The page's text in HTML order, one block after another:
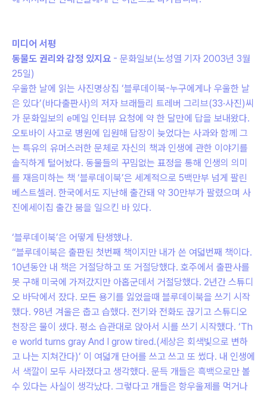
미디어 서평
동물도 권리와 감정 있지요 - 문화일보(노성열 기자 2003년 3월
25일)
우울한 날에 읽는 사진명상집 ‘블루데이북-누구에게나 우울한 날
은 있다’(바다출판사)의 저자 브래들리 트레버 그리브(33·사진)씨
가 문화일보의 e메일 인터뷰 요청에 약 한 달만에 답을 보내왔다.
오토바이 사고로 병원에 입원해 답장이 늦었다는 사과와 함께 그
는 특유의 유머스러한 문체로 자신의 책과 인생에 관한 이야기를
솔직하게 털어놨다. 동물들의 꾸밈없는 표정을 통해 인생의 의미
를 재음미하는 책 ‘블루데이북’은 세계적으로 5백만부 넘게 팔린
베스트셀러. 한국에서도 지난해 출간돼 약 30만부가 팔렸으며 사
진에세이집 출간 붐을 일으킨 바 있다.
‘블루데이북’은 어떻게 탄생했나.
“블루데이북은 출판된 첫번째 책이지만 내가 쓴 여덟번째 책이다.
10년동안 내 책은 거절당하고 또 거절당했다. 호주에서 출판사를
못 구해 미국에 가져갔지만 아홉군데서 거절당했다. 2년간 스튜디
오 바닥에서 잤다. 모든 용기를 잃었을때 블루데이북을 쓰기 시작
했다. 98년 겨울은 춥고 습했다. 전기와 전화도 끊기고 스튜디오
천장은 물이 샜다. 평소 습관대로 앉아서 시를 쓰기 시작했다. ‘Th
e world turns gray And I grow tired.(세상은 회색빛으로 변하
고 나는 지쳐간다)’ 이 여덟개 단어를 쓰고 쓰고 또 썼다. 내 인생에
서 색깔이 모두 사라졌다고 생각했다. 문득 개들은 흑백으로만 볼
수 있다는 사실이 생각났다. 그렇다고 개들은 항우울제를 먹거나